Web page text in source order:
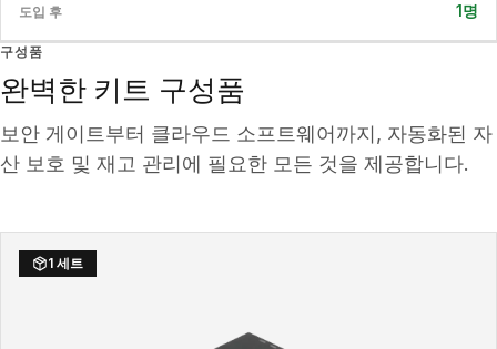
1명
구성품
완벽한 키트 구성품
보안 게이트부터 클라우드 소프트웨어까지, 자동화된 자
산 보호 및 재고 관리에 필요한 모든 것을 제공합니다.
1 세트